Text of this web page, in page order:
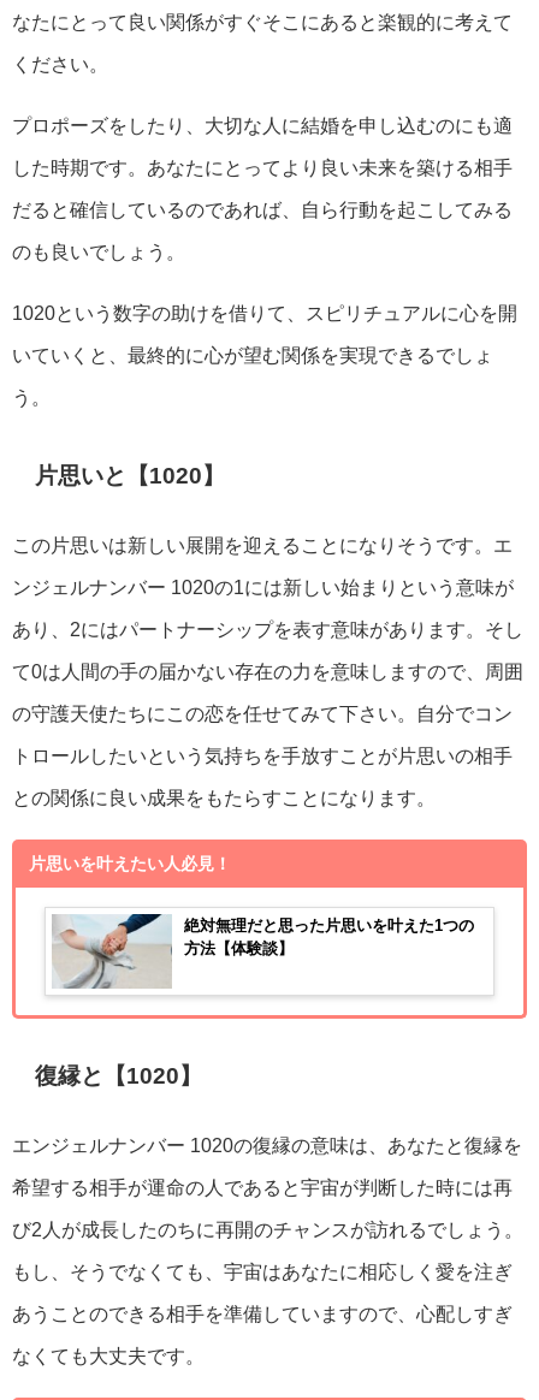
なたにとって良い関係がすぐそこにあると楽観的に考えて
ください。
プロポーズをしたり、大切な人に結婚を申し込むのにも適
した時期です。あなたにとってより良い未来を築ける相手
だると確信しているのであれば、自ら行動を起こしてみる
のも良いでしょう。
1020という数字の助けを借りて、スピリチュアルに心を開
いていくと、最終的に心が望む関係を実現できるでしょ
う。
片思いと【1020】
この片思いは新しい展開を迎えることになりそうです。エ
ンジェルナンバー 1020の1には新しい始まりという意味が
あり、2にはパートナーシップを表す意味があります。そし
て0は人間の手の届かない存在の力を意味しますので、周囲
の守護天使たちにこの恋を任せてみて下さい。自分でコン
トロールしたいという気持ちを手放すことが片思いの相手
との関係に良い成果をもたらすことになります。
片思いを叶えたい人必見！
絶対無理だと思った片思いを叶えた1つの
方法【体験談】
復縁と【1020】
エンジェルナンバー 1020の復縁の意味は、あなたと復縁を
希望する相手が運命の人であると宇宙が判断した時には再
び2人が成長したのちに再開のチャンスが訪れるでしょう。
もし、そうでなくても、宇宙はあなたに相応しく愛を注ぎ
あうことのできる相手を準備していますので、心配しすぎ
なくても大丈夫です。